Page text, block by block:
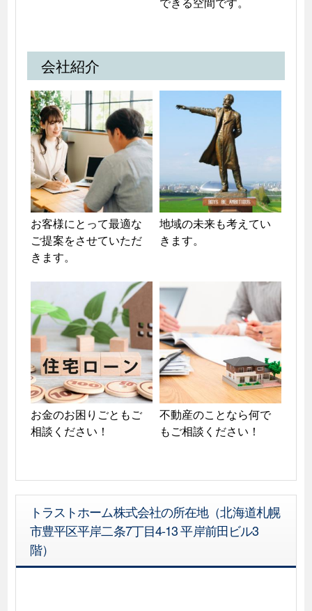
会社紹介
お客様にとって最適な
ご提案をさせていただ
きます。
地域の未来も考えてい
きます。
お金のお困りごともご
相談ください！
不動産のことなら何で
もご相談ください！
トラストホーム株式会社の所在地（北海道札幌
市豊平区平岸二条7丁目4-13 平岸前田ビル3
階）